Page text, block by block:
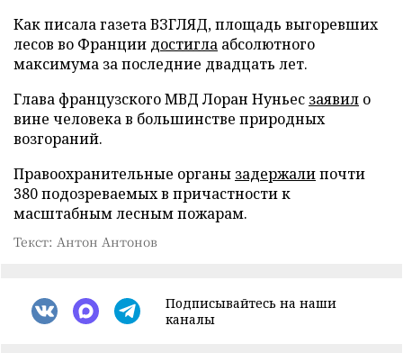
Как писала газета ВЗГЛЯД, площадь выгоревших
лесов во Франции достигла абсолютного
максимума за последние двадцать лет.
Глава французского МВД Лоран Нуньес заявил о
вине человека в большинстве природных
возгораний.
Правоохранительные органы задержалипочти
380 подозреваемых в причастности к
масштабным лесным пожарам.
Текст: Антон Антонов
Подписывайтесь на наши
каналы